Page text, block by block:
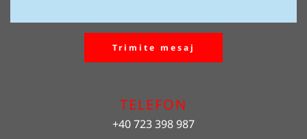
Trimite mesaj
TELEFON
+40 723 398 987